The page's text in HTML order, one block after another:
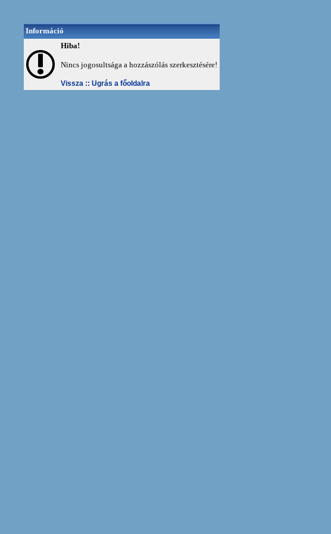
Információ
Hiba!
Nincs jogosultsága a hozzászólás szerkesztésére!
Vissza :: Ugrás a főoldalra